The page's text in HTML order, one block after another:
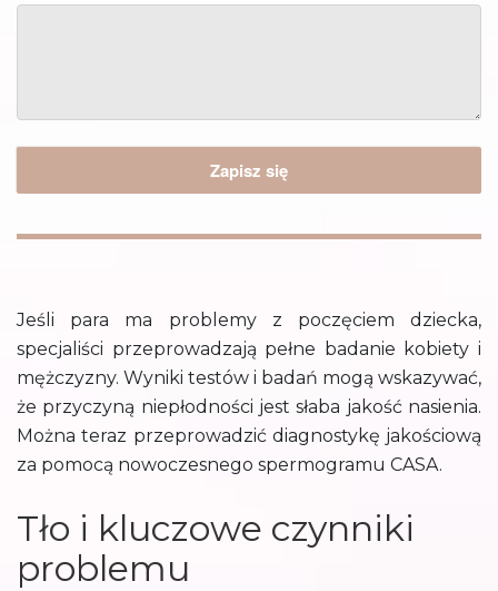
Jeśli para ma problemy z poczęciem dziecka,
specjaliści przeprowadzają pełne badanie kobiety i
mężczyzny. Wyniki testów i badań mogą wskazywać,
że przyczyną niepłodności jest słaba jakość nasienia.
Można teraz przeprowadzić diagnostykę jakościową
za pomocą nowoczesnego spermogramu CASA.
Tło i kluczowe czynniki
problemu